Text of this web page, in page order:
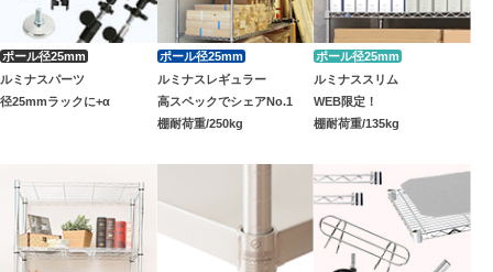
ルミナスパーツ
径25mmラックに+α
ルミナスレギュラー
高スペックでシェアNo.1
棚耐荷重/250kg
ルミナススリム
WEB限定！
棚耐荷重/135kg